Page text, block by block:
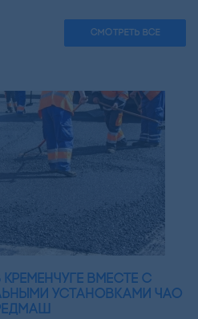
СМОТРЕТЬ ВСЕ
вместе с
установками ЧАО